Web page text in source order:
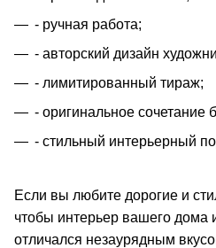
- ручная работа;
- авторский дизайн
- лимитированный тираж;
- оригинальное сочетание
- стильный интерьерный
Если вы любите дорогие и
чтобы интерьер вашего дома
отличался незаурядным